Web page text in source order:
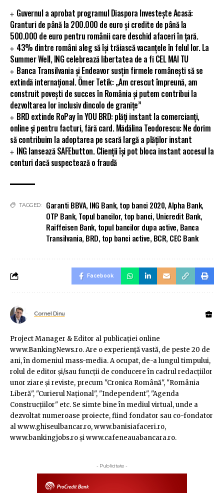
Guvernul a aprobat programul Diaspora Investește Acasă:
Granturi de până la 200.000 de euro și credite de până la
500.000 de euro pentru românii care deschid afaceri în țară.
43% dintre români aleg să își trăiască vacanțele în felul lor. La
Summer Well, ING celebrează libertatea de a fi CEL MAI TU
Banca Transilvania și Endeavor susțin firmele românești să se
extindă internațional. Ömer Tetik: „Am crescut împreună, am
construit povești de succes în România și putem contribui la
dezvoltarea lor inclusiv dincolo de granițe”
BRD extinde RoPay în YOU BRD: plăți instant la comercianți,
online și pentru facturi, fără card. Mădălina Teodorescu: Ne dorim
să contribuim la adoptarea pe scară largă a plăților instant
ING lansează SAFEbutton. Clienții își pot bloca instant accesul la
conturi dacă suspectează o fraudă
TAGGED: Garanti BBVA, ING Bank, top banci 2020,Alpha Bank,
OTP Bank, Topul bancilor, top banci, Unicredit Bank,
Raiffeisen Bank, topul bancilor dupa active, Banca
Transilvania, BRD, top banci active, BCR, CEC Bank
Facebook
Cornel Dinu
Project Manager & Editor al publicaţiei online
www.BankingNews.ro. Are o experienţă vastă, de peste 20 de
ani, în domeniul mass-media. A ocupat, de-a lungul timpului,
rolul de editor şi/sau funcţii de conducere în cadrul redacţiilor
unor ziare şi reviste, precum "Cronica Română", "România
Liberă", "Curierul Naţional", "Independent", "Agenda
Construcţiilor" etc. Se simte bine în mediul virtual, unde a
dezvoltat numeroase proiecte, fiind fondator sau co-fondator
al www.ghiseulbancar.ro, www.banisiafaceri.ro,
www.bankingjobs.ro şi www.cafeneauabancara.ro.
- Publicitate -